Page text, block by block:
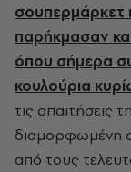
σουπερμάρκετ
παρήκμασαν
όπου σήμερα
κουλούρια
τις απαιτήσεις
διαμορφωμένη
από τους